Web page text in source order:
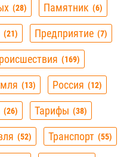
28 Памятник 6
21 Предприятие 7
169
13 Россия 12
26 Тарифы 38
52 Транспорт 55